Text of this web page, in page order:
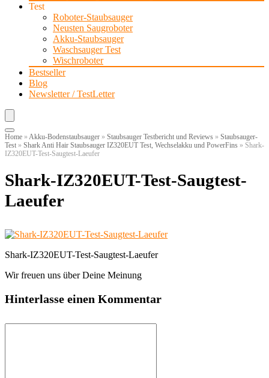
Test
Roboter-Staubsauger
Neusten Saugroboter
Akku-Staubsauger
Waschsauger Test
Wischroboter
Bestseller
Blog
Newsletter / TestLetter
Home »Akku-Bodenstaubsauger » Staubsauger Testbericht und Reviews » Staubsauger-
Test » Shark Anti Hair Staubsauger IZ320EUT Test, Wechselakku und PowerFins » Shark-
IZ320EUT-Test-Saugtest-Laeufer
Shark-IZ320EUT-Test-Saugtest-
Laeufer
Shark-IZ320EUT-Test-Saugtest-Laeufer
Wir freuen uns über Deine Meinung
Hinterlasse einen Kommentar